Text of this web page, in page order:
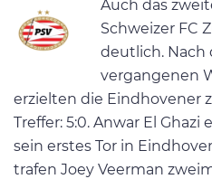
Auch das
Schweizer FC
deutlich. Nach
vergangenen
erzielten die Eindhovener
Treffer: 5:0. Anwar El
sein erstes Tor in
trafen Joey Veerman